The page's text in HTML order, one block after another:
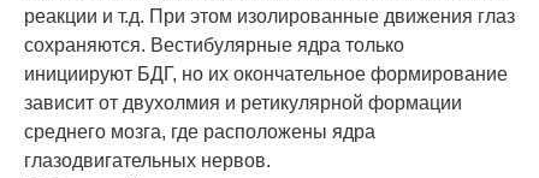
реакции и т.д. При этом изолированные движения глаз
сохраняются. Вестибулярные ядра только
инициируют БДГ, но их окончательное формирование
зависит от двухолмия и ретикулярной формации
среднего мозга, где расположены ядра
глазодвигательных нервов.